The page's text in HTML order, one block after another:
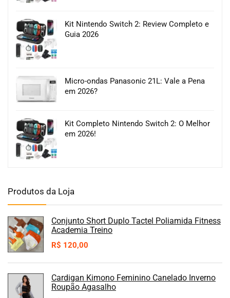
Kit Nintendo Switch 2: Review Completo e
Guia 2026
Micro-ondas Panasonic 21L: Vale a Pena
em 2026?
Kit Completo Nintendo Switch 2: O Melhor
em 2026!
Produtos da Loja
Conjunto Short Duplo Tactel Poliamida Fitness
Academia Treino
R$ 120,00
Cardigan Kimono Feminino Canelado Inverno
Roupão Agasalho